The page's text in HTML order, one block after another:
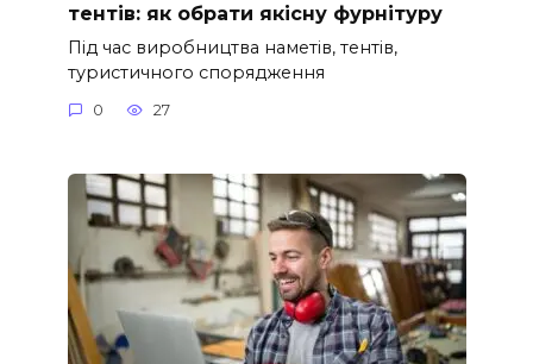
тентів: як обрати якісну фурнітуру
Під час виробництва наметів, тентів,
туристичного спорядження
0 27